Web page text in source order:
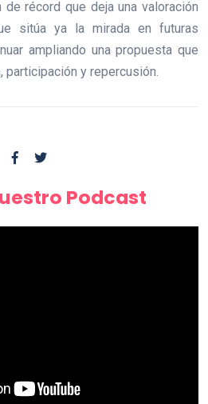
récord que deja una valoración
sitúa ya la mirada en futuras
ampliando una propuesta que
participación y repercusión.
Podcast